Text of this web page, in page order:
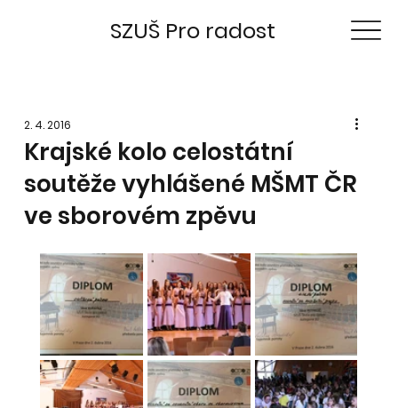
SZUŠ Pro radost
Krajské kolo celostátní
soutěže vyhlášené MŠMT ČR
ve sborovém zpěvu
2. 4. 2016